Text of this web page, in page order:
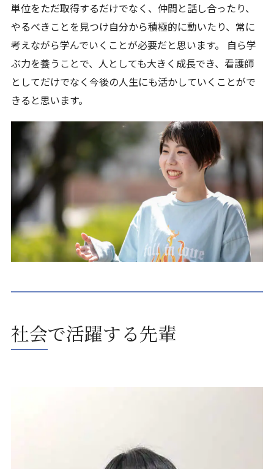
単位をただ取得するだけでなく、仲間と話し合ったり、
やるべきことを見つけ自分から積極的に動いたり、常に
考えながら学んでいくことが必要だと思います。 自ら学
ぶ力を養うことで、人としても大きく成長でき、看護師
としてだけでなく今後の人生にも活かしていくことがで
きると思います。
社会で活躍する先輩